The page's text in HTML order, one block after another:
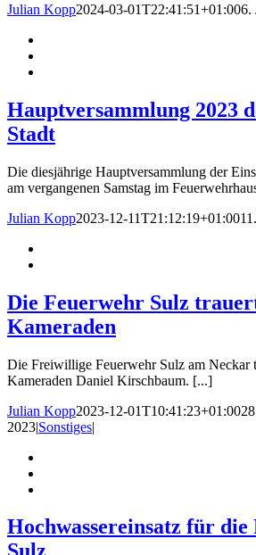
Julian Kopp2024-03-01T22:41:51+01:006.
Hauptversammlung 2023
Stadt
Die diesjährige Hauptversammlung der
am vergangenen Samstag im
Julian Kopp2023-12-11T21:12:19+01:00
Die Feuerwehr Sulz
Kameraden
Die Freiwillige Feuerwehr Sulz am Neckar
Kameraden Daniel Kirschbaum. [...]
Julian Kopp2023-12-01T10:41:23+01:00
2023|Sonstiges|
Hochwassereinsatz für die